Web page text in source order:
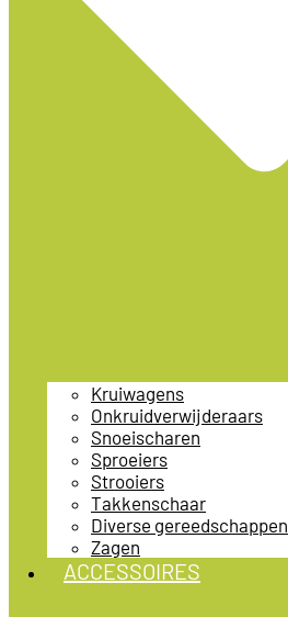
Kruiwagens
Onkruidverwijderaars
Snoeischaren
Sproeiers
Strooiers
Takkenschaar
Diverse gereedschappen
Zagen
ACCESSOIRES